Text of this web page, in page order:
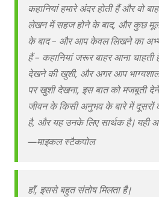
कहानियां हमारे अंदर होती हैं और वो
लेखन में सहज होने के बाद, और कुछ
के बाद – और आप केवल लिखने का
हैं – कहानियां जरूर बाहर आना
देखने की खुशी, और अगर आप
पर खुशी देखना, इस बात को मजबूती
जीवन के किसी अनुभव के बारे में दूसरों
है, और यह उनके लिए सार्थक है। यही
—माइकल स्टैकपोल
हाँ, इससे बहुत संतोष मिलता है।